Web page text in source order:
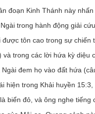
đoạn Kinh Thánh này
trong hành động giải
tôn cao trong sự chiến
và trong các lời hứa kỳ diệu
đem họ vào đất hứa
hiện trong Khải huyền
biển đỏ, và ông nghe